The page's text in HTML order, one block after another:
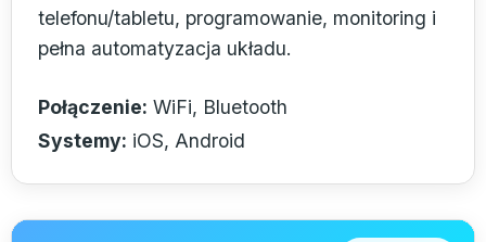
telefonu/tabletu, programowanie, monitoring i
pełna automatyzacja układu.
Połączenie: WiFi, Bluetooth
Systemy: iOS, Android